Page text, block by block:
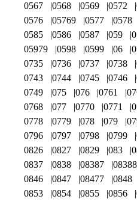
0567
0568 0569 0572
0576
05769 0577 0578
0585
0586 0587 059
05979
0598 0599 06
0735
0736 0737 0738
0743
0744 0745 0746
0749
075 076 0761
0768
077 0770 0771
0778
0779 078 079
0796
0797 0798 0799
0826
0827 0829 083
0837
0838 08387 08388
0846
0847 08477 0848
0853
0854 0855 0856